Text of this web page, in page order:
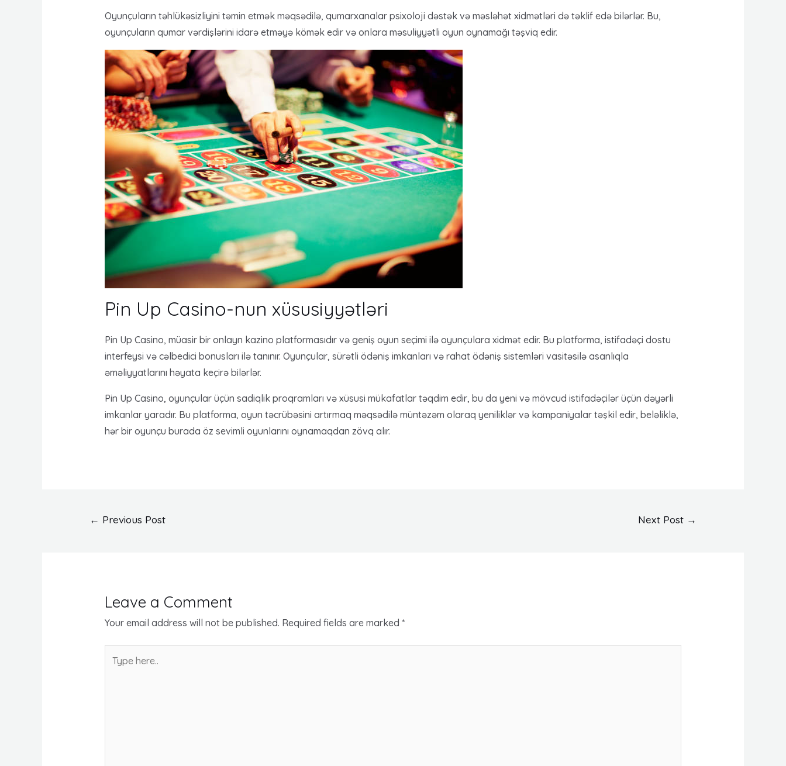
Oyunçuların təhlükəsizliyini təmin etmək məqsədilə, qumarxanalar psixoloji dəstək və məsləhət xidmətləri də təklif edə bilərlər. Bu,
oyunçuların qumar vərdişlərini idarə etməyə kömək edir və onlara məsuliyyətli oyun oynamağı təşviq edir.
Pin Up Casino-nun xüsusiyyətləri
Pin Up Casino, müasir bir onlayn kazino platformasıdır və geniş oyun seçimi ilə oyunçulara xidmət edir. Bu platforma, istifadəçi dostu
interfeysi və cəlbedici bonusları ilə tanınır. Oyunçular, sürətli ödəniş imkanları və rahat ödəniş sistemləri vasitəsilə asanlıqla
əməliyyatlarını həyata keçirə bilərlər.
Pin Up Casino, oyunçular üçün sadiqlik proqramları və xüsusi mükafatlar təqdim edir, bu da yeni və mövcud istifadəçilər üçün dəyərli
imkanlar yaradır. Bu platforma, oyun təcrübəsini artırmaq məqsədilə müntəzəm olaraq yeniliklər və kampaniyalar təşkil edir, beləliklə,
hər bir oyunçu burada öz sevimli oyunlarını oynamaqdan zövq alır.
← Previous Post Next Post →
Leave a Comment
Your email address will not be published. Required fields are marked *
here..